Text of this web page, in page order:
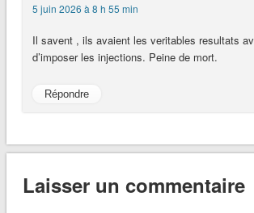
5 juin 2026 à 8 h 55 min
Il savent , ils avaient les veritables resultats
d’imposer les injections. Peine de mort.
Répondre
Laisser un commentaire